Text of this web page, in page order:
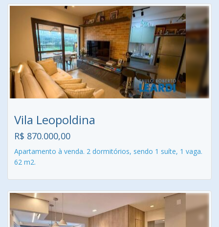
Vila Leopoldina
R$ 870.000,00
Apartamento à venda. 2 dormitórios, sendo 1 suíte, 1 vaga.
62 m2.